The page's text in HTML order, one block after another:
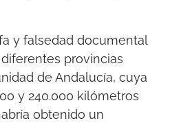
y falsedad documental
provincias
de Andalucía, cuya
y 240.000 kilómetros
obtenido un